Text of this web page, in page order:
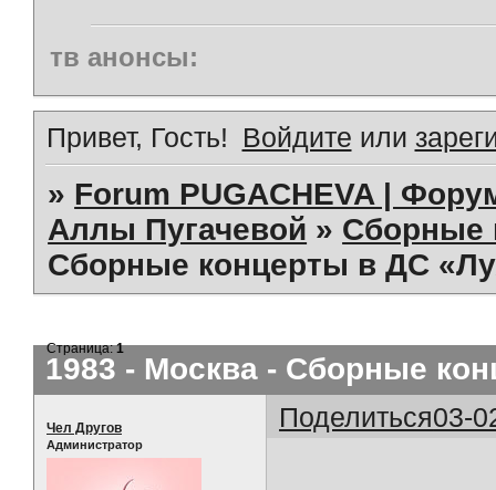
тв анонсы:
Привет, Гость! Войдите или
» Forum PUGACHEVA |
Аллы Пугачевой » Сборные
Сборные концерты в ДС
1983 - Москва - Сборные
Страница:1
Поделиться03-
Чел Другов
Администратор